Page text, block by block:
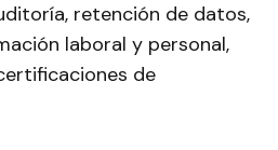
retención de datos,
laboral y personal,
de